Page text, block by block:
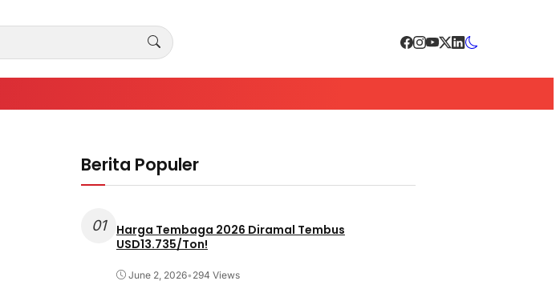
Berita Populer
01
Harga Tembaga 2026 Diramal Tembus
USD13.735/Ton!
June 2, 2026• 294 Views